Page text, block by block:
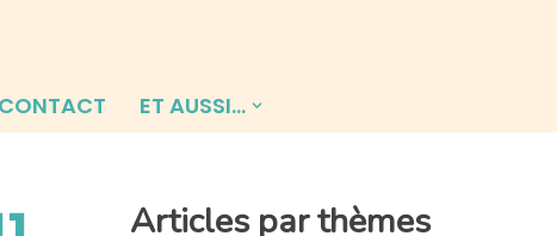
CONTACT ET AUSSI…
Articles par thèmes